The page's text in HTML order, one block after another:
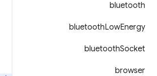
bluetooth
bluetoothLowEnergy
bluetoothSocket
browser